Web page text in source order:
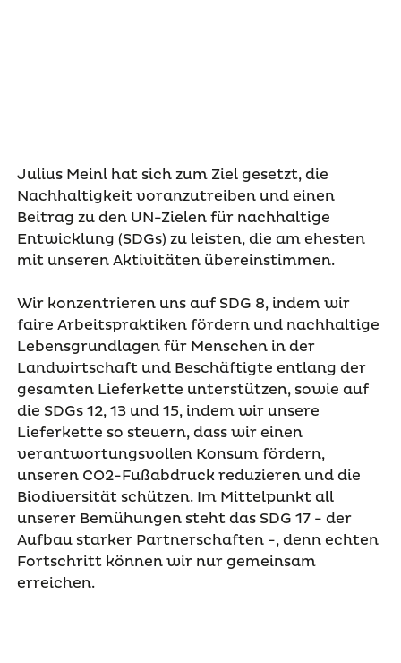
Julius Meinl hat sich zum Ziel gesetzt, die
Nachhaltigkeit voranzutreiben und einen
Beitrag zu den UN-Zielen für nachhaltige
Entwicklung (SDGs) zu leisten, die am ehesten
mit unseren Aktivitäten übereinstimmen.
Wir konzentrieren uns auf SDG 8, indem wir
faire Arbeitspraktiken fördern und nachhaltige
Lebensgrundlagen für Menschen in der
Landwirtschaft und Beschäftigte entlang der
gesamten Lieferkette unterstützen, sowie auf
die SDGs 12, 13 und 15, indem wir unsere
Lieferkette so steuern, dass wir einen
verantwortungsvollen Konsum fördern,
unseren CO2-Fußabdruck reduzieren und die
Biodiversität schützen. Im Mittelpunkt all
unserer Bemühungen steht das SDG 17 - der
Aufbau starker Partnerschaften -, denn echten
Fortschritt können wir nur gemeinsam
erreichen.